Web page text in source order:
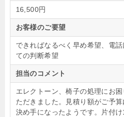
16,500円
お客様のご要望
できればなるべく早め希望、電
ての判断希望
担当のコメント
エレクトーン、椅子の処理にお
ただきました。見積り額がご予
決め手になったようです。片付